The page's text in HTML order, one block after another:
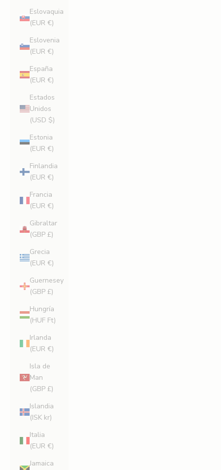
Eslovaquia
(EUR €)
Eslovenia
(EUR €)
España
(EUR €)
Estados
Unidos
(USD $)
Estonia
(EUR €)
Finlandia
(EUR €)
Francia
(EUR €)
Gibraltar
(GBP £)
Grecia
(EUR €)
Guernesey
(GBP £)
Hungría
(HUF Ft)
Irlanda
(EUR €)
Isla de
Man
(GBP £)
Islandia
(ISK kr)
Italia
(EUR €)
Jamaica